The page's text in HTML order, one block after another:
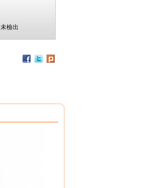
未檢出